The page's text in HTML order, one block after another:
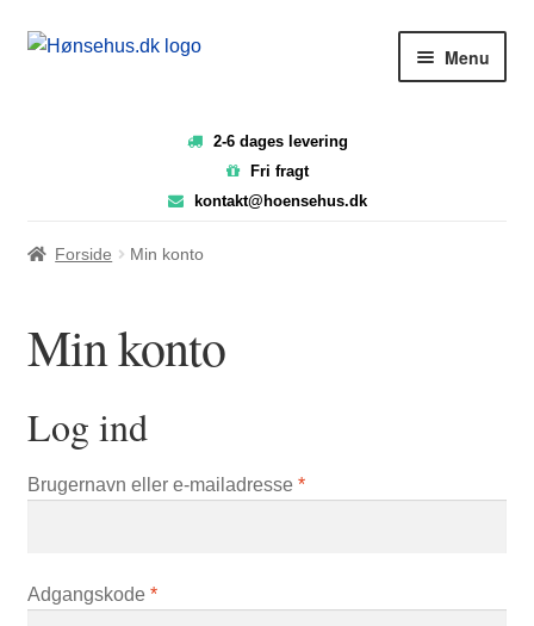
Spring
Spring
Menu
FORSIDE
NYTTIG VIDEN
PASNING OG PLEJE
2-6 dages levering
Fri fragt
kontakt@hoensehus.dk
Forside Min konto
Min konto
Log ind
Brugernavn eller e-mailadresse *Påkrævet
Adgangskode *Påkrævet